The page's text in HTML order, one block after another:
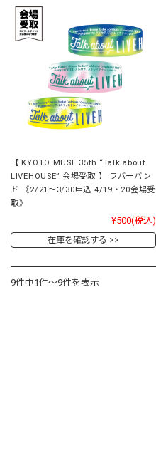
【 KYOTO MUSE 35th “Talk about
LIVEHOUSE” 会場受取 】 ラバーバン
ド 《2/21～3/30申込 4/19・20会場受
取》
¥500(税込)
在庫を確認する
9件中1件～9件を表示